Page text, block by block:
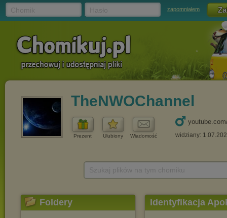
zapomniałem
TheNWOChannel
Prezent Ulubiony Wiadomość widziany:
Foldery Identyfikacja